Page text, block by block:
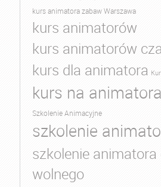
kurs animatora zabaw Warszawa
kurs animatorów
kurs animatorów
kurs dla animatora
kurs na animatora
Szkolenie Animacyjne
szkolenie
szkolenie animatora
wolnego